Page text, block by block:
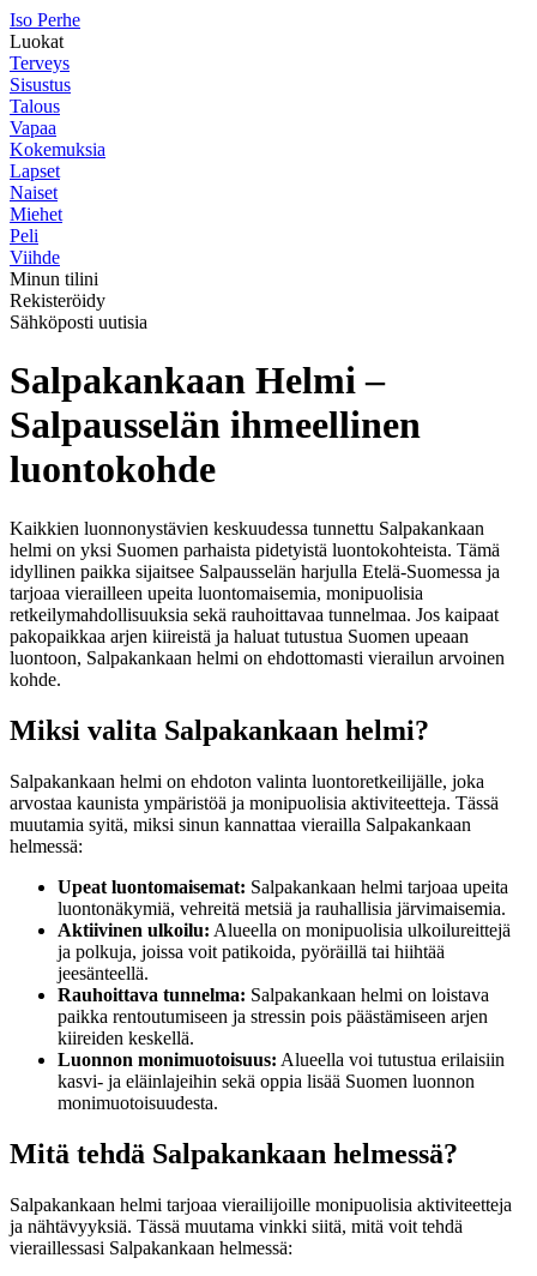
Iso Perhe
Luokat
Terveys
Sisustus
Talous
Vapaa
Kokemuksia
Lapset
Naiset
Miehet
Peli
Viihde
Minun tilini
Rekisteröidy
Sähköposti uutisia
Salpakankaan Helmi –
Salpausselän ihmeellinen
luontokohde
Kaikkien luonnonystävien keskuudessa tunnettu Salpakankaan
helmi on yksi Suomen parhaista pidetyistä luontokohteista. Tämä
idyllinen paikka sijaitsee Salpausselän harjulla Etelä-Suomessa ja
tarjoaa vierailleen upeita luontomaisemia, monipuolisia
retkeilymahdollisuuksia sekä rauhoittavaa tunnelmaa. Jos kaipaat
pakopaikkaa arjen kiireistä ja haluat tutustua Suomen upeaan
luontoon, Salpakankaan helmi on ehdottomasti vierailun arvoinen
kohde.
Miksi valita Salpakankaan helmi?
Salpakankaan helmi on ehdoton valinta luontoretkeilijälle, joka
arvostaa kaunista ympäristöä ja monipuolisia aktiviteetteja. Tässä
muutamia syitä, miksi sinun kannattaa vierailla Salpakankaan
helmessä:
Upeat luontomaisemat: Salpakankaan helmi tarjoaa upeita
luontonäkymiä, vehreitä metsiä ja rauhallisia järvimaisemia.
Aktiivinen ulkoilu: Alueella on monipuolisia ulkoilureittejä
ja polkuja, joissa voit patikoida, pyöräillä tai hiihtää
jeesänteellä.
Rauhoittava tunnelma: Salpakankaan helmi on loistava
paikka rentoutumiseen ja stressin pois päästämiseen arjen
kiireiden keskellä.
Luonnon monimuotoisuus: Alueella voi tutustua erilaisiin
kasvi- ja eläinlajeihin sekä oppia lisää Suomen luonnon
monimuotoisuudesta.
Mitä tehdä Salpakankaan helmessä?
Salpakankaan helmi tarjoaa vierailijoille monipuolisia aktiviteetteja
ja nähtävyyksiä. Tässä muutama vinkki siitä, mitä voit tehdä
vieraillessasi Salpakankaan helmessä: